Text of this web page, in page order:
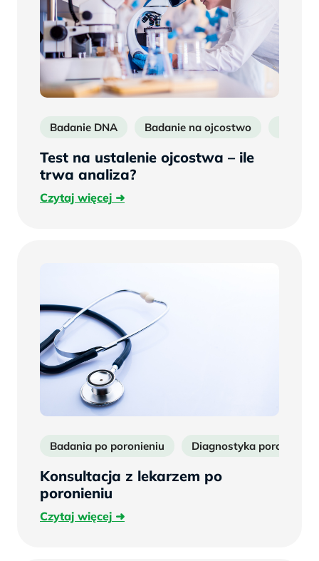
Badanie DNA Badanie na ojcostwo
Test na ustalenie ojcostwa – ile
trwa analiza?
Czytaj więcejCzytaj
Badania po poronieniu Diagnostyka poronień
Konsultacja z lekarzem po
poronieniu
Czytaj więcejCzytaj